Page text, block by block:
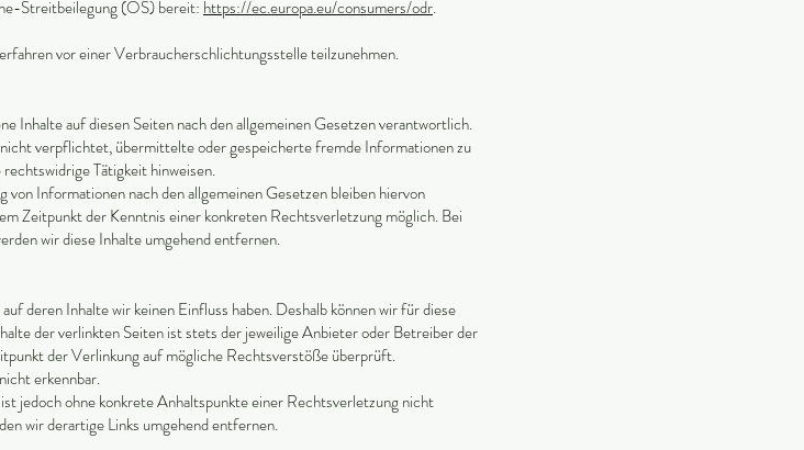
Streitbeilegung (OS) bereit: https://ec.europa.eu/consumers/odr.
vor einer Verbraucherschlichtungsstelle teilzunehmen.
Inhalte auf diesen Seiten nach den allgemeinen Gesetzen verantwortlich.
verpflichtet, übermittelte oder gespeicherte fremde Informationen zu
Tätigkeit hinweisen.
Informationen nach den allgemeinen Gesetzen bleiben hiervon
Zeitpunkt der Kenntnis einer konkreten Rechtsverletzung möglich. Bei
wir diese Inhalte umgehend entfernen.
deren Inhalte wir keinen Einfluss haben. Deshalb können wir für diese
der verlinkten Seiten ist stets der jeweilige Anbieter oder Betreiber der
der Verlinkung auf mögliche Rechtsverstöße überprüft.
erkennbar.
jedoch ohne konkrete Anhaltspunkte einer Rechtsverletzung nicht
wir derartige Links umgehend entfernen.